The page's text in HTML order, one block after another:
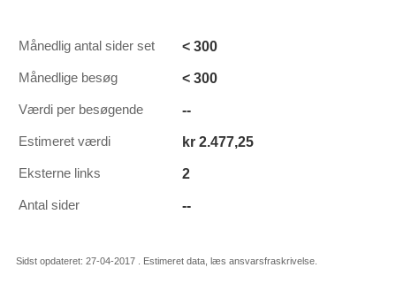
Månedlig antal sider set < 300
Månedlige besøg < 300
Værdi per besøgende --
Estimeret værdi kr 2.477,25
Eksterne links 2
Antal sider --
Sidst opdateret: 27-04-2017 . Estimeret data, læs ansvarsfraskrivelse.